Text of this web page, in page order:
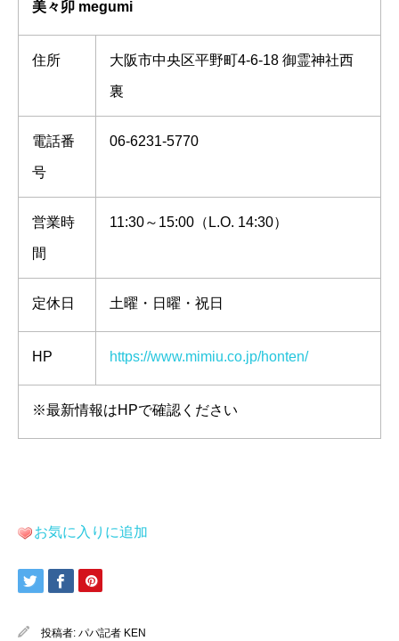
美々卯 megumi
住所 大阪市中央区平野町4-6-18 御霊神社西
裏
電話番
号
06-6231-5770
営業時
間
11:30～15:00（L.O. 14:30）
定休日 土曜・日曜・祝日
HP https://www.mimiu.co.jp/honten/
※最新情報はHPで確認ください
お気に入りに追加
投稿者: パパ記者 KEN